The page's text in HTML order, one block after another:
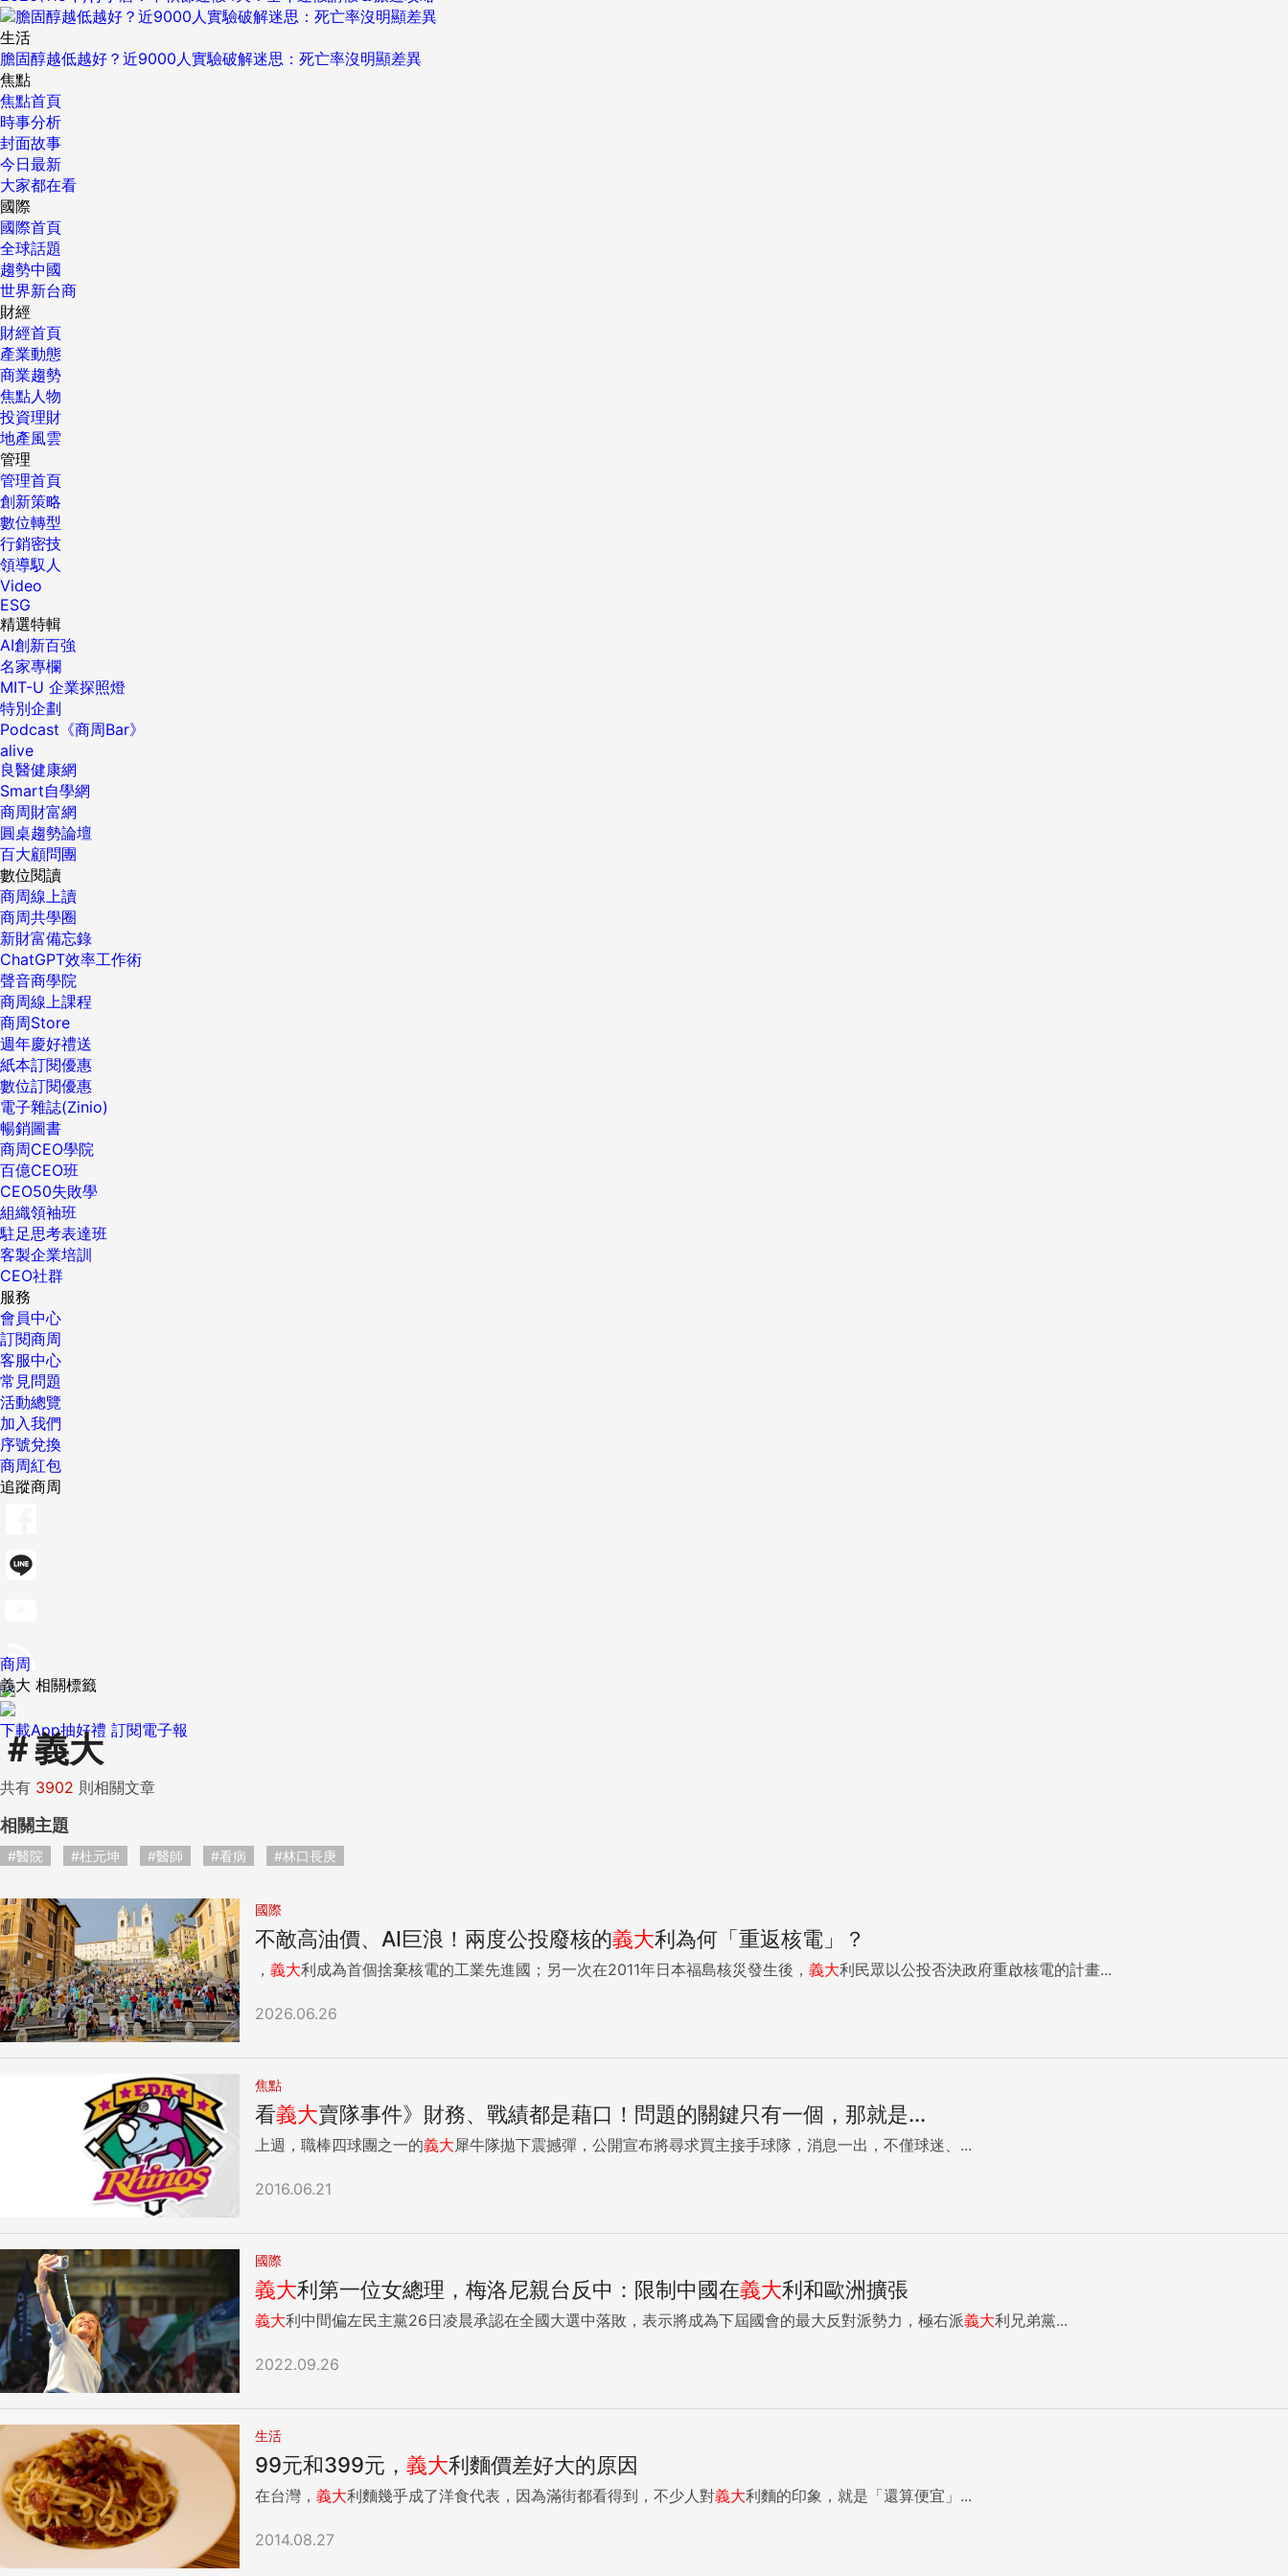
生活
膽固醇越低越好？近9000人實驗破解迷思：死亡率沒明顯差異
焦點
焦點首頁
時事分析
封面故事
今日最新
大家都在看
國際
國際首頁
全球話題
趨勢中國
世界新台商
財經
財經首頁
產業動態
商業趨勢
焦點人物
投資理財
地產風雲
管理
管理首頁
創新策略
數位轉型
行銷密技
領導馭人
Video
ESG
精選特輯
AI創新百強
名家專欄
MIT-U 企業探照燈
特別企劃
Podcast《商周Bar》
alive
良醫健康網
Smart自學網
商周財富網
圓桌趨勢論壇
百大顧問團
數位閱讀
商周線上讀
商周共學圈
新財富備忘錄
ChatGPT效率工作術
聲音商學院
商周線上課程
商周Store
週年慶好禮送
紙本訂閱優惠
數位訂閱優惠
電子雜誌(Zinio)
暢銷圖書
商周CEO學院
百億CEO班
CEO50失敗學
組織領袖班
駐足思考表達班
客製企業培訓
CEO社群
服務
會員中心
訂閱商周
客服中心
常見問題
活動總覽
加入我們
序號兌換
商周紅包
追蹤商周
下載App抽好禮 訂閱電子報
商周
義大 相關標籤
＃義大
共有 3902 則相關文章
相關主題
#醫院 #杜元坤 #醫師 #看病 #林口長庚
國際
不敵高油價、AI巨浪！兩度公投廢核的義大利為何「重返核電」？
， 義大利成為首個捨棄核電的工業先進國；另一次在2011年日本福島核災發生後， 義大利民眾以公投否決政府重啟核電的計畫...
2026.06.26
焦點
看義大賣隊事件》財務、戰績都是藉口！問題的關鍵只有一個，那就是...
上週，職棒四球團之一的義大犀牛隊拋下震撼彈，公開宣布將尋求買主接手球隊，消息一出，不僅球迷、...
2016.06.21
國際
義大利第一位女總理，梅洛尼親台反中：限制中國在義大利和歐洲擴張
義大利中間偏左民主黨26日凌晨承認在全國大選中落敗，表示將成為下屆國會的最大反對派勢力，極右派義大利兄弟黨...
2022.09.26
生活
99元和399元， 義大利麵價差好大的原因
在台灣， 義大利麵幾乎成了洋食代表，因為滿街都看得到，不少人對義大利麵的印象，就是「還算便宜」...
2014.08.27